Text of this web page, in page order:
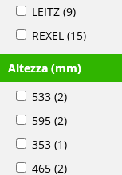
LEITZ (9)
REXEL (15)
Altezza (mm)
533 (2)
595 (2)
353 (1)
465 (2)